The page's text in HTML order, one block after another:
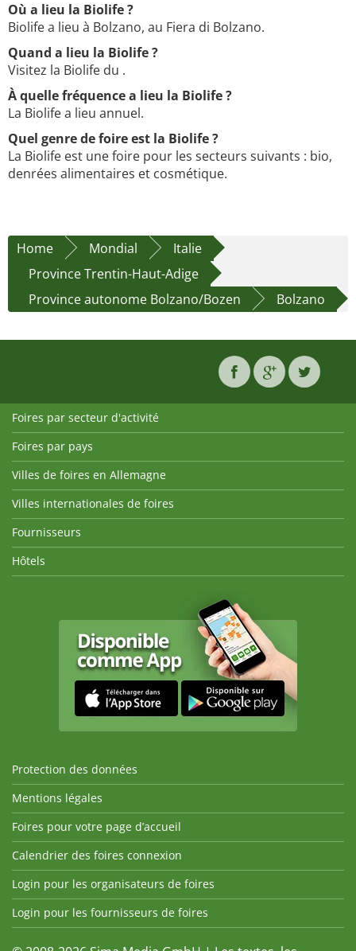
Où a lieu la Biolife ?
Biolife a lieu à Bolzano, au Fiera di Bolzano.
Quand a lieu la Biolife ?
Visitez la Biolife du .
À quelle fréquence a lieu la Biolife ?
La Biolife a lieu annuel.
Quel genre de foire est la Biolife ?
La Biolife est une foire pour les secteurs suivants : bio,
denrées alimentaires et cosmétique.
Home Mondial
Italie
Province Trentin-Haut-Adige
Province autonome Bolzano/Bozen
Bolzano
Foires par secteur d'activité
Foires par pays
Villes de foires en Allemagne
Villes internationales de foires
Fournisseurs
Hôtels
Protection des données
Mentions légales
Foires pour votre page d’accueil
Calendrier des foires connexion
Login pour les organisateurs de foires
Login pour les fournisseurs de foires